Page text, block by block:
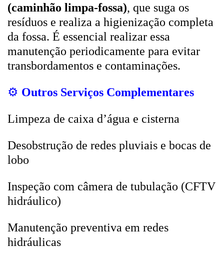
(caminhão limpa-fossa), que suga os
resíduos e realiza a higienização completa
da fossa. É essencial realizar essa
manutenção periodicamente para evitar
transbordamentos e contaminações.
⚙️ Outros Serviços Complementares
Limpeza de caixa d’água e cisterna
Desobstrução de redes pluviais e bocas de
lobo
Inspeção com câmera de tubulação (CFTV
hidráulico)
Manutenção preventiva em redes
hidráulicas